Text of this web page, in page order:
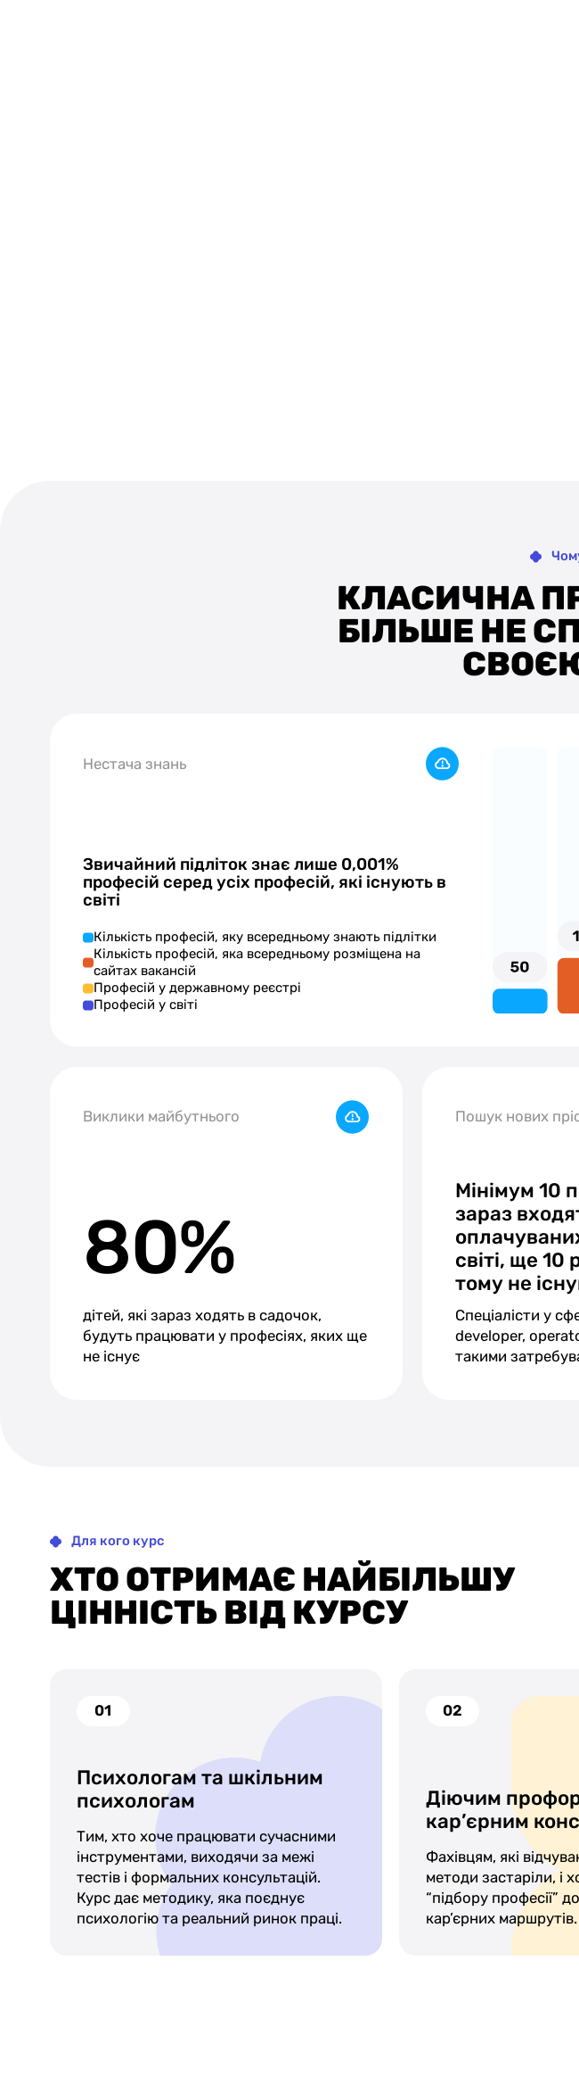
КЛАСИЧНА
БІЛЬШЕ НЕ
Нестача знань
Звичайний підліток знає лише 0,001%
професій серед усіх професій, які існують в
світі
Кількість професій, яку всередньому знають підлітки
Кількість професій, яка всередньому розміщена на
сайтах вакансій
Професій у державному реєстрі
Професій у світі
Виклики майбутнього
80%
дітей, які зараз ходять в садочок,
будуть працювати у професіях, яких ще
не існує
Пошук нових
Мінімум 10
зараз
світі, ще 10
тому не
Спеціалісти у
developer,
такими
Для кого курс
ХТО ОТРИМАЄ НАЙБІЛЬШУ
ЦІННІСТЬ ВІД КУРСУ
01
Психологам та шкільним
психологам
Тим, хто хоче працювати сучасними
інструментами, виходячи за межі
тестів і формальних консультацій.
Курс дає методику, яка поєднує
психологію та реальний ринок праці.
02
Діючим
кар’єрним
Фахівцям, які
методи застаріли, і
“підбору професії”
кар’єрних маршрутів.